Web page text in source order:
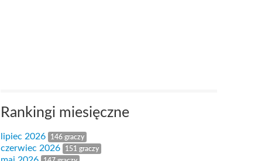
Rankingi miesięczne
lipiec 2026 146 graczy
czerwiec 2026 151 graczy